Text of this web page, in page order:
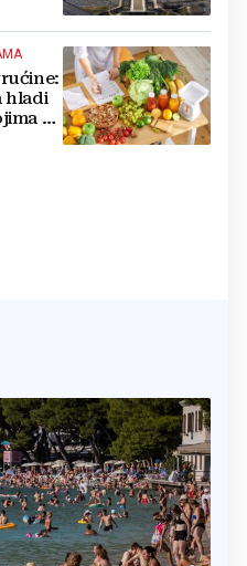
hladi
si